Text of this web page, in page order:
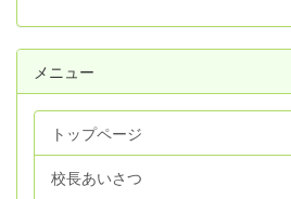
メニュー
トップページ
校長あいさつ